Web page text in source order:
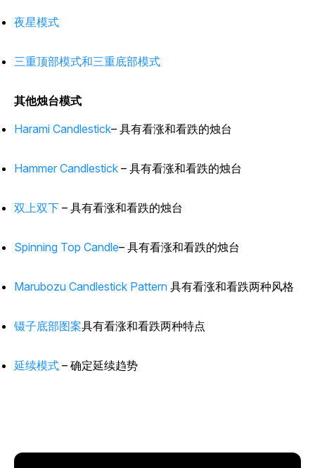
夜星模式
三重顶部模式和三重底部模式
其他烛台模式
Harami Candlestick– 具有看涨和看跌的烛台
Hammer Candlestick – 具有看涨和看跌的烛台
双上双下 – 具有看涨和看跌的烛台
Spinning Top Candle– 具有看涨和看跌的烛台
Marubozu Candlestick Pattern 具有看涨和看跌两种风格
镊子底部图案具有看涨和看跌两种特点
延续模式 – 确定延续趋势